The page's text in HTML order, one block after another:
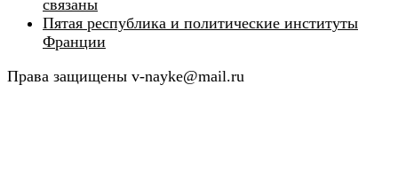
связаны
Пятая республика и политические институты
Франции
Права защищены v-nayke@mail.ru